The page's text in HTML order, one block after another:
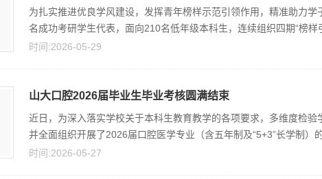
为扎实推进优良学风建设，发挥青年榜样示范引领作用，精准助力
名成功考研学生代表，面向210名低年级本科生，连续组织四期“榜样
时间:2026-05-29
山大口腔2026届毕业生毕业考核圆满结束
近日，为深入落实学校关于本科生教育教学的各项要求，多维度检
并全面组织开展了2026届口腔医学专业（含五年制及“5+3”长学制）
时间:2026-05-27